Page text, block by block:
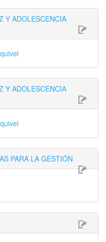
Y ADOLESCENCIA
Y ADOLESCENCIA
PARA LA GESTIÓN